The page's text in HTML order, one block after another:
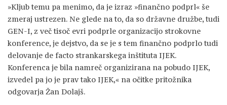
»Kljub temu pa menimo, da je izraz »finančno podprl« še
zmeraj ustrezen. Ne glede na to, da so državne družbe, tudi
GEN-I, z več tisoč evri podprle organizacijo strokovne
konference, je dejstvo, da se je s tem finančno podprlo tudi
delovanje de facto strankarskega inštituta IJEK.
Konferenca je bila namreč organizirana na pobudo IJEK,
izvedel pa jo je prav tako IJEK,« na očitke pritožnika
odgovarja Žan Dolajš.